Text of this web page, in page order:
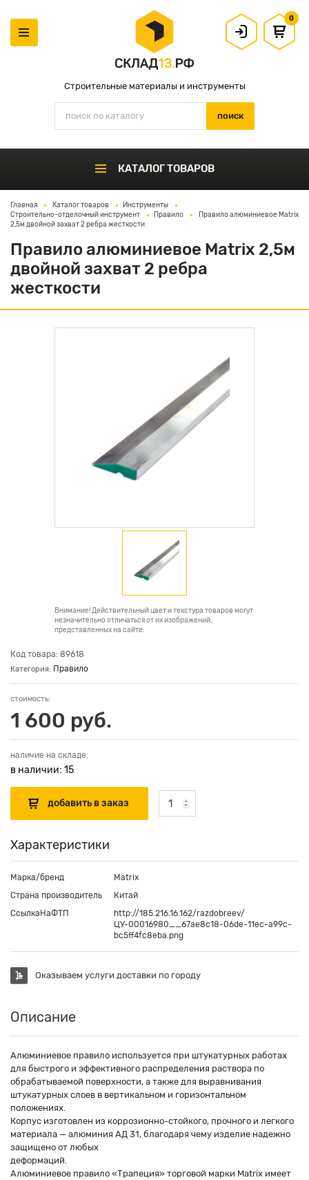
Строительные материалы и инструменты
0
КАТАЛОГ ТОВАРОВ
Главная Каталог товаров
Инструменты
Строительно-отделочный инструмент
Правило
Правило алюминиевое Matrix
2,5м двойной захват 2 ребра жесткости
Правило алюминиевое Matrix 2,5м
двойной захват 2 ребра
жесткости
Внимание! Действительный цвет и текстура товаров могут
незначительно отличаться от их изображений,
представленных на сайте.
Код товара: 89618
Категория: Правило
стоимость:
1 600 руб.
наличие на складе:
в наличии: 15
Характеристики
Марка/бренд
Matrix
Страна производитель
Китай
СсылкаНаФТП
http://185.216.16.162/razdobreev/
ЦУ-00016980__67ae8c18-06de-11ec-a99c-
bc5ff4fc8eba.png
Оказываем услуги доставки по городу
Описание
Алюминиевое правило используется при штукатурных работах
для быстрого и эффективного распределения раствора по
обрабатываемой поверхности, а также для выравнивания
штукатурных слоев в вертикальном и горизонтальном
положениях.
Корпус изготовлен из коррозионно-стойкого, прочного и легкого
материала — алюминия АД 31, благодаря чему изделие надежно
защищено от любых
деформаций.
Алюминиевое правило «Трапеция» торговой марки Matrix имеет